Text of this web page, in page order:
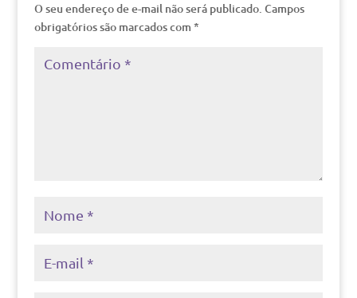
O seu endereço de e-mail não será publicado. Campos
obrigatórios são marcados com *